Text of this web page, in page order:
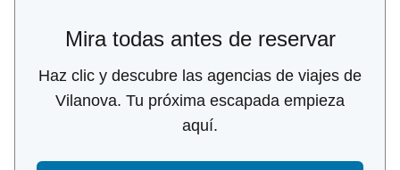
Mira todas antes de reservar
Haz clic y descubre las agencias de viajes de
Vilanova. Tu próxima escapada empieza
aquí.